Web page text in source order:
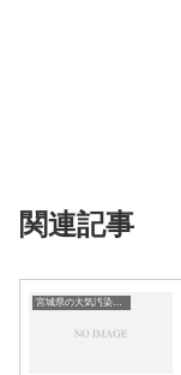
関連記事
宮城県の大気汚染・PM2.5・黄砂・エアロゾルの数値